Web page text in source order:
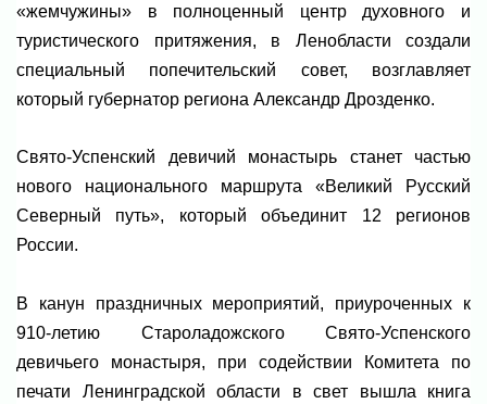
«жемчужины» в полноценный центр духовного и
туристического притяжения, в Ленобласти создали
специальный попечительский совет, возглавляет
который губернатор региона Александр Дрозденко.
Свято-Успенский девичий монастырь станет частью
нового национального маршрута «Великий Русский
Северный путь», который объединит 12 регионов
России.
В канун праздничных мероприятий, приуроченных к
910-летию Староладожского Свято-Успенского
девичьего монастыря, при содействии Комитета по
печати Ленинградской области в свет вышла книга